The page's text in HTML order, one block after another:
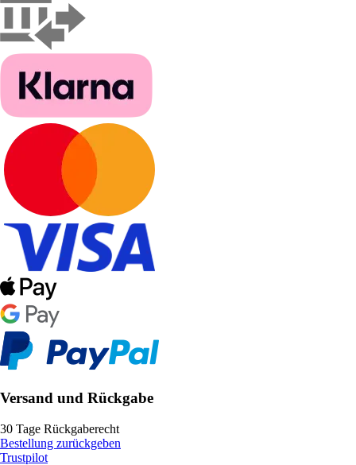
Versand und Rückgabe
30 Tage Rückgaberecht
Bestellung zurückgeben
Trustpilot